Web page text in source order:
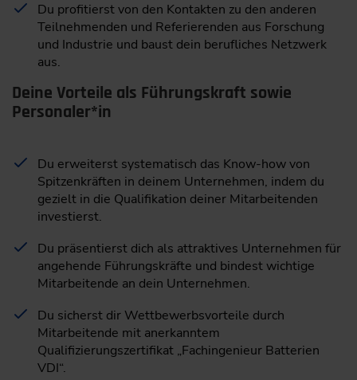
Du profitierst von den Kontakten zu den anderen
Teilnehmenden und Referierenden aus Forschung
und Industrie und baust dein berufliches Netzwerk
aus.
Deine Vorteile als Führungskraft sowie
Personaler*in
Du erweiterst systematisch das Know-how von
Spitzenkräften in deinem Unternehmen, indem du
gezielt in die Qualifikation deiner Mitarbeitenden
investierst.
Du präsentierst dich als attraktives Unternehmen für
angehende Führungskräfte und bindest wichtige
Mitarbeitende an dein Unternehmen.
Du sicherst dir Wettbewerbsvorteile durch
Mitarbeitende mit anerkanntem
Qualifizierungszertifikat „Fachingenieur Batterien
VDI“.